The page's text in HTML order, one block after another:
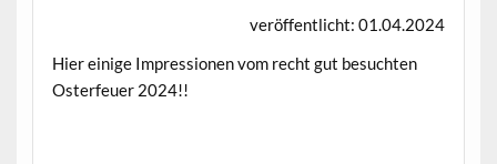
veröffentlicht: 01.04.2024
Hier einige Impressionen vom recht gut besuchten
Osterfeuer 2024!!